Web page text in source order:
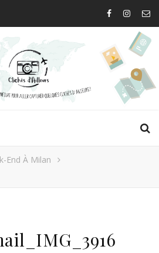
End À Milan